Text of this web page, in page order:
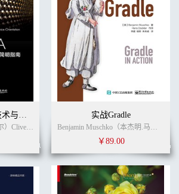
下一代SOA：服务技术与面向服务简明指南
Thomas Erl（托马斯.恩尔）Clive Gee（克莱夫.吉）Jürgen Kress（于尔根•克雷斯）等 (作者)
实战Gradle
Benjamin Muschko（本杰明.马斯可） (作者)
￥89.00